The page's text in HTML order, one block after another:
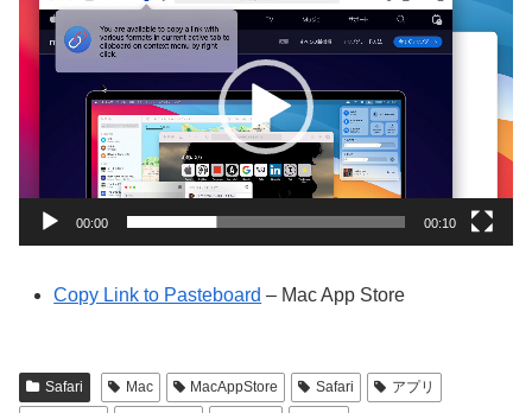
プ
00:00 00:10
Copy Link to Pasteboar‪d‬ – Mac App Store
Safari Mac MacAppStore Safari
アプリ